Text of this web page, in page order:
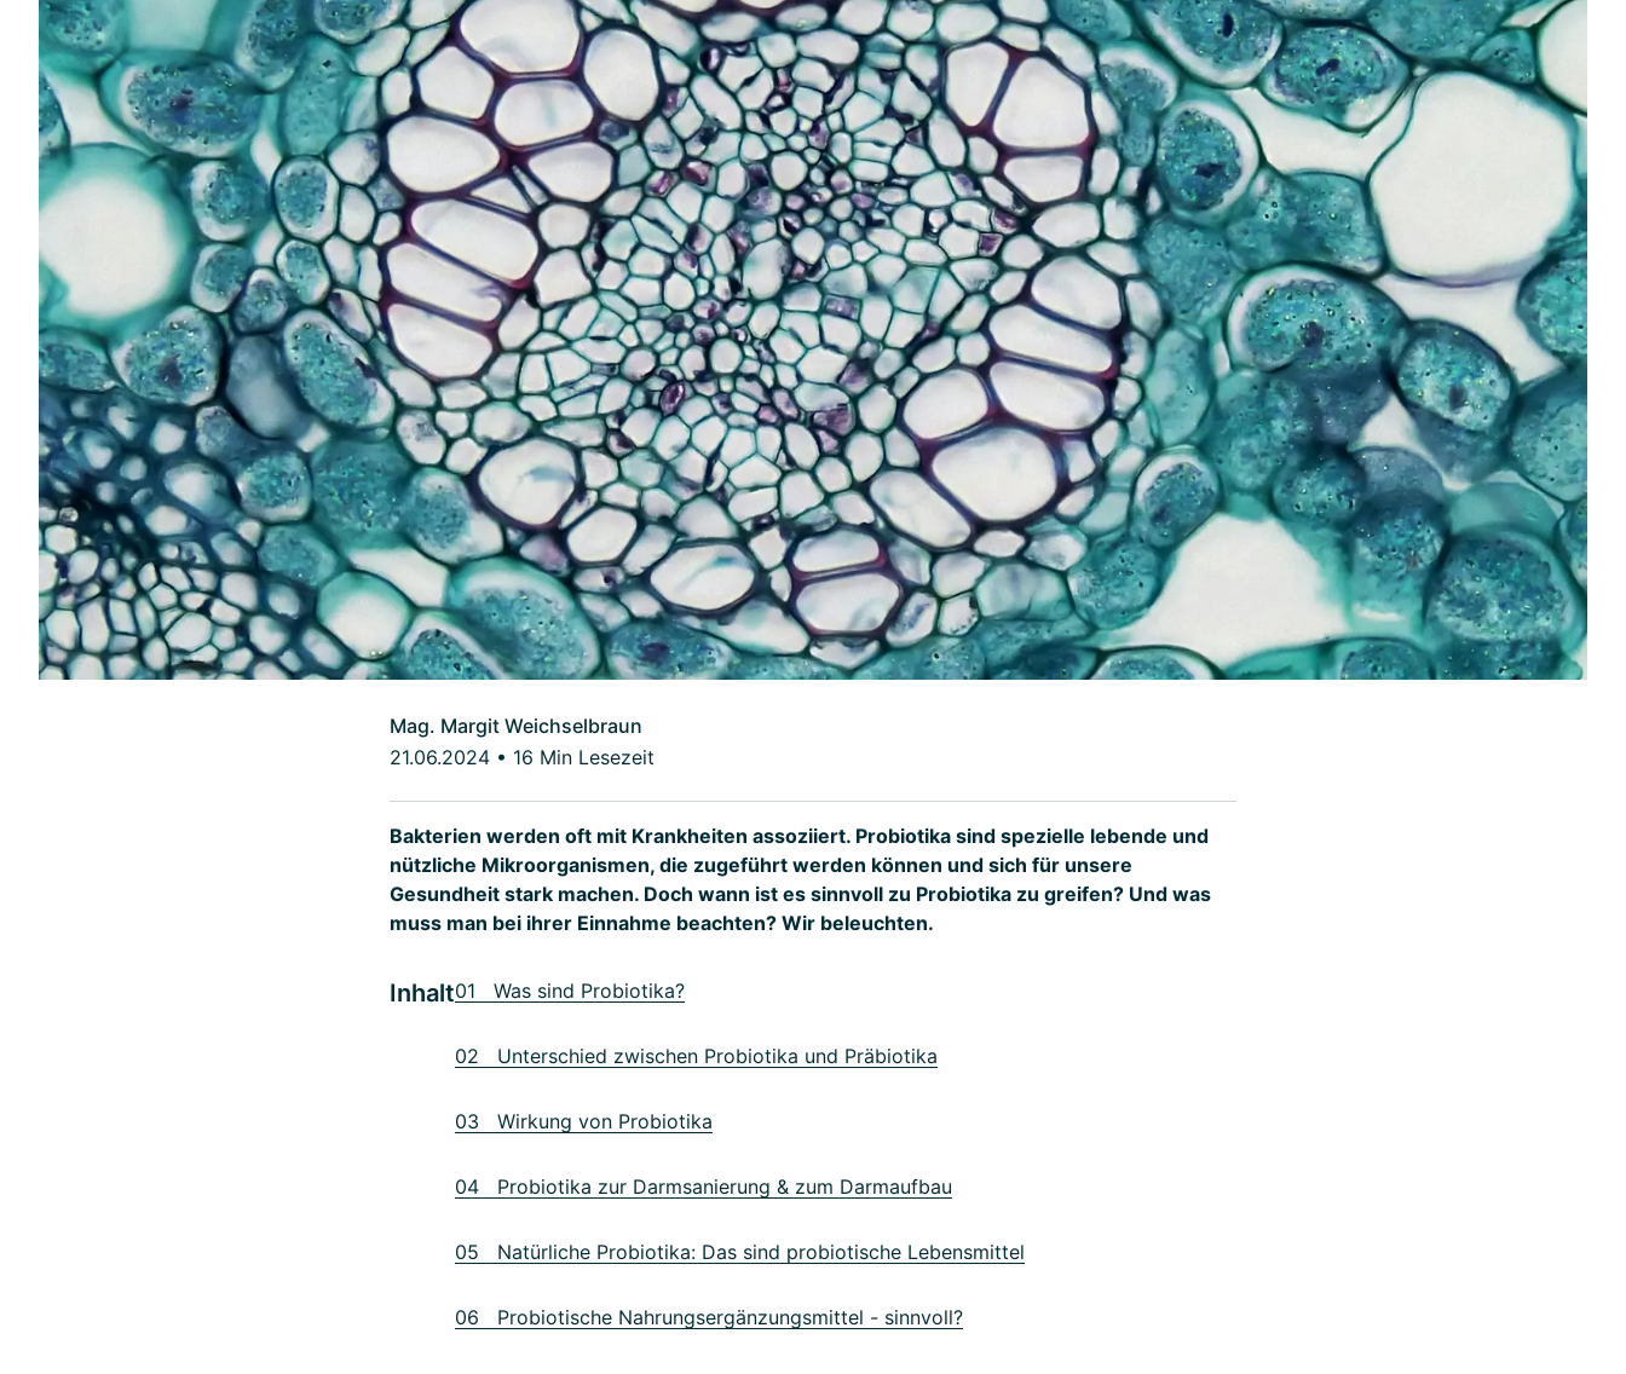
Mag. Margit Weichselbraun
21.06.2024 • 16 Min Lesezeit
Bakterien werden oft mit Krankheiten assoziiert. Probiotika sind spezielle lebende und
nützliche Mikroorganismen, die zugeführt werden können und sich für unsere
Gesundheit stark machen. Doch wann ist es sinnvoll zu Probiotika zu greifen? Und was
muss man bei ihrer Einnahme beachten? Wir beleuchten.
Inhalt01 Was sind Probiotika?
02 Unterschied zwischen Probiotika und Präbiotika
03 Wirkung von Probiotika
04 Probiotika zur Darmsanierung & zum Darmaufbau
05 Natürliche Probiotika: Das sind probiotische Lebensmittel
06 Probiotische Nahrungsergänzungsmittel - sinnvoll?